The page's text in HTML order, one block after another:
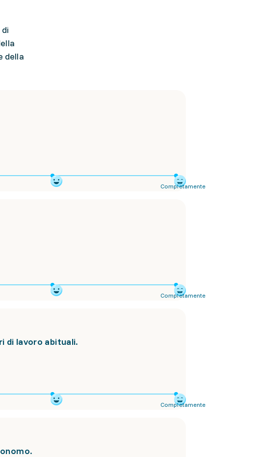
della
Completamente
Completamente
di lavoro abituali.
Completamente